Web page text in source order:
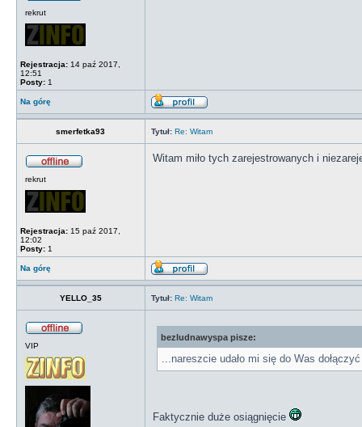
rekrut
Rejestracja: 14 paź 2017,
12:51
Posty: 1
Na górę
smerfetka93 Tytuł: Re: Witam
rekrut
Rejestracja: 15 paź 2017,
12:02
Posty: 1
Witam miło tych zarejestrowanych i
Na górę
YELLO_35 Tytuł: Re: Witam
VIP
bezludnawyspa pisze:
...nareszcie udało mi się do Was dołączyć
Faktycznie duże osiągnięcie